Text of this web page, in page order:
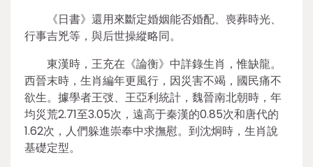
《日書》還用來斷定婚姻能否婚配、喪葬時光、
行事吉兇等，與后世操縱略同。
東漢時，王充在《論衡》中詳錄生肖，惟缺龍。
西晉末時，生肖編年更風行，因災害不竭，國民痛不
欲生。據學者王弢、王亞利統計，魏晉南北朝時，年
均災荒2.71至3.05次，遠高于秦漢的0.85次和唐代的
1.62次，人們躲進崇奉中求撫慰。到沈炯時，生肖說
基礎定型。